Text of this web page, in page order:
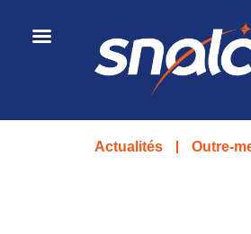
Actualités Outre-